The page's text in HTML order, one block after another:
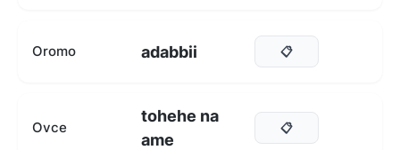
Oromo adabbii 📋
Ovce
tohehe na
ame
📋